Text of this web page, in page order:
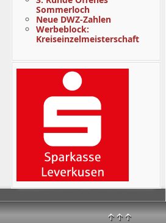
↑↑↑
Sommerloch
Neue DWZ-Zahlen
Werbeblock:
Kreiseinzelmeisterschaft